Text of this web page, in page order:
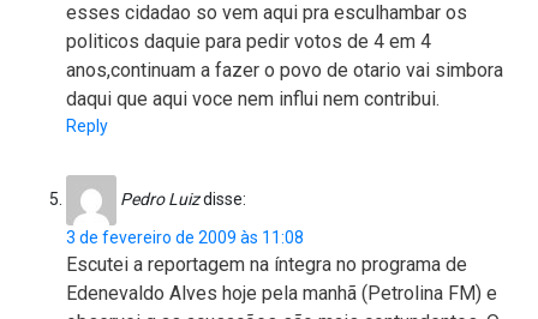
esses cidadao so vem aqui pra esculhambar os
politicos daquie para pedir votos de 4 em 4
anos,continuam a fazer o povo de otario vai simbora
daqui que aqui voce nem influi nem contribui.
Reply
Pedro Luizdisse:
3 de fevereiro de 2009 às 11:08
Escutei a reportagem na íntegra no programa de
Edenevaldo Alves hoje pela manhã (Petrolina FM) e